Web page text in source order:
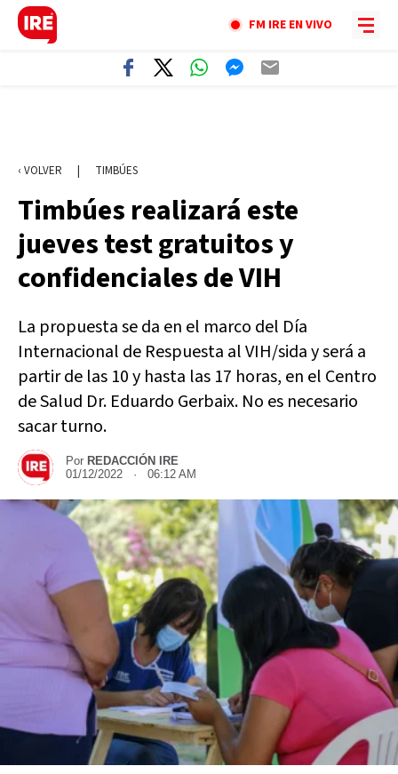
FM IRE EN VIVO
‹ VOLVER | TIMBÚES
Timbúes realizará este
jueves test gratuitos y
confidenciales de VIH
La propuesta se da en el marco del Día
Internacional de Respuesta al VIH/sida y será a
partir de las 10 y hasta las 17 horas, en el Centro
de Salud Dr. Eduardo Gerbaix. No es necesario
sacar turno.
Por REDACCIÓN IRE
01/12/2022 · 06:12 AM